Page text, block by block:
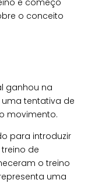
o conceito
ganhou na
tentativa de
movimento.
para introduzir
de
o treino
uma